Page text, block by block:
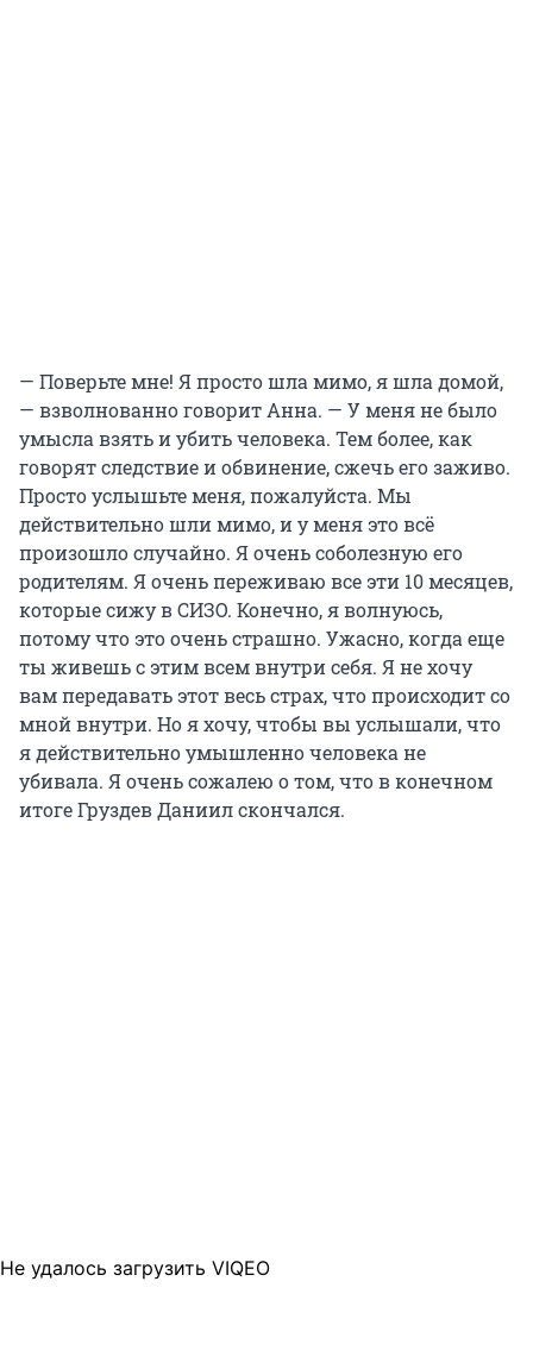
— Поверьте мне! Я просто шла мимо, я шла домой,
— взволнованно говорит Анна. — У меня не было
умысла взять и убить человека. Тем более, как
говорят следствие и обвинение, сжечь его заживо.
Просто услышьте меня, пожалуйста. Мы
действительно шли мимо, и у меня это всё
произошло случайно. Я очень соболезную его
родителям. Я очень переживаю все эти 10 месяцев,
которые сижу в СИЗО. Конечно, я волнуюсь,
потому что это очень страшно. Ужасно, когда еще
ты живешь с этим всем внутри себя. Я не хочу
вам передавать этот весь страх, что происходит со
мной внутри. Но я хочу, чтобы вы услышали, что
я действительно умышленно человека не
убивала. Я очень сожалею о том, что в конечном
итоге Груздев Даниил скончался.
Не удалось загрузить VIQEO